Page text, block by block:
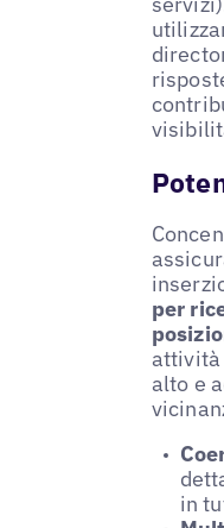
per
attività
alto e
in